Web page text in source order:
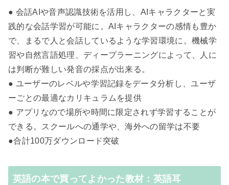
● 会話AIや音声認識技術を活用し、AIキャラクターと実
践的な会話学習が可能に。AIキャラクターの感情も豊か
で、まるで人と会話しているような学習環境に。機械学
習や自然言語処理、ディープラーニングによって、人に
は判断が難しい発音の採点が出来る。
● ユーザーのレベルや学習記録をデータ分析し、ユーザ
ーごとの最適なカリキュラムを提供
● アプリなので場所や時間に限定されず学習することが
できる。スクールへの通学や、海外への留学は不要
●合計100万ダウンロード突破
英語の本で買ってよかった教材：英語耳